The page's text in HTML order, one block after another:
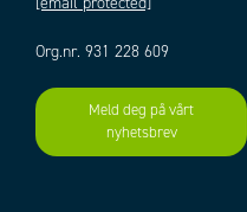
Add to existing cart row
Org.nr. 931 228 609
Meld deg på vårt
nyhetsbrev